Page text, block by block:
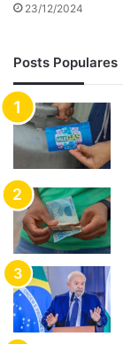
23/12/2024
Posts Populares